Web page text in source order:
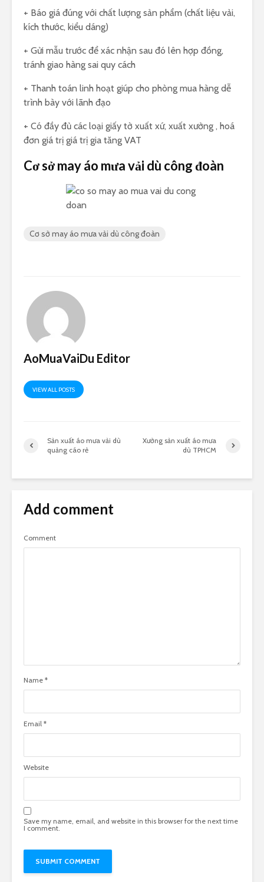
+ Báo giá đúng với chất lượng sản phẩm (chất liệu vải,
kích thước, kiểu dáng)
+ Gửi mẫu trước để xác nhận sau đó lên hợp đồng,
tránh giao hàng sai quy cách
+ Thanh toán linh hoạt giúp cho phòng mua hàng dễ
trình bày với lãnh đạo
+ Có đầy đủ các loại giấy tờ xuất xứ, xuất xưởng , hoá
đơn giá trị giá trị gia tăng VAT
Cơ sở may áo mưa vải dù công đoàn
Cơ sở may áo mưa vải dù công đoàn
AoMuaVaiDu Editor
VIEW ALL POSTS
Sản xuất áo mưa vải dù
quảng cáo rẻ
Xưởng sản xuất áo mưa
dù TPHCM
Add comment
Comment
Name *
Email *
Website
Save my name, email, and website in this browser for the next time
I comment.